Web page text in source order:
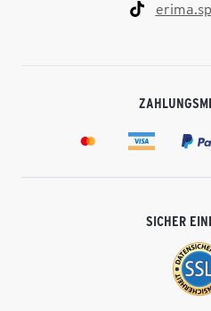
SICHER